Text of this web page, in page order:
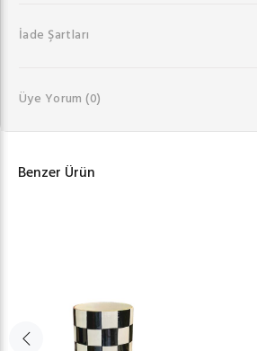
İade Şartları
Üye Yorum(0)
Benzer Ürün